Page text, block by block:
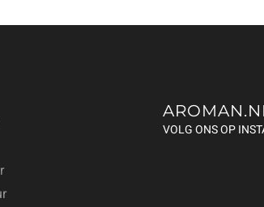
VOLG ONS OP